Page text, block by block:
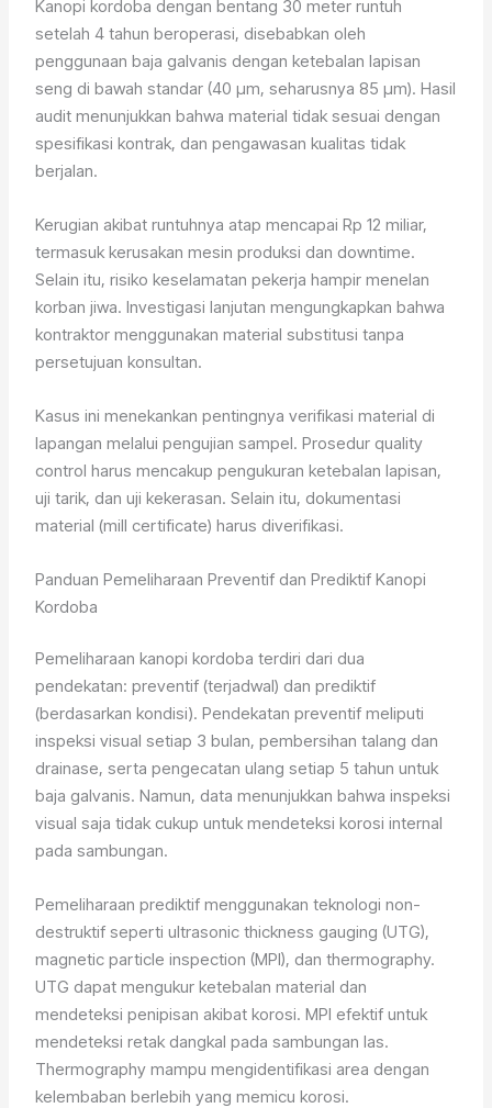
Kanopi kordoba dengan bentang 30 meter runtuh
setelah 4 tahun beroperasi, disebabkan oleh
penggunaan baja galvanis dengan ketebalan lapisan
seng di bawah standar (40 µm, seharusnya 85 µm). Hasil
audit menunjukkan bahwa material tidak sesuai dengan
spesifikasi kontrak, dan pengawasan kualitas tidak
berjalan.
Kerugian akibat runtuhnya atap mencapai Rp 12 miliar,
termasuk kerusakan mesin produksi dan downtime.
Selain itu, risiko keselamatan pekerja hampir menelan
korban jiwa. Investigasi lanjutan mengungkapkan bahwa
kontraktor menggunakan material substitusi tanpa
persetujuan konsultan.
Kasus ini menekankan pentingnya verifikasi material di
lapangan melalui pengujian sampel. Prosedur quality
control harus mencakup pengukuran ketebalan lapisan,
uji tarik, dan uji kekerasan. Selain itu, dokumentasi
material (mill certificate) harus diverifikasi.
Panduan Pemeliharaan Preventif dan Prediktif Kanopi
Kordoba
Pemeliharaan kanopi kordoba terdiri dari dua
pendekatan: preventif (terjadwal) dan prediktif
(berdasarkan kondisi). Pendekatan preventif meliputi
inspeksi visual setiap 3 bulan, pembersihan talang dan
drainase, serta pengecatan ulang setiap 5 tahun untuk
baja galvanis. Namun, data menunjukkan bahwa inspeksi
visual saja tidak cukup untuk mendeteksi korosi internal
pada sambungan.
Pemeliharaan prediktif menggunakan teknologi non-
destruktif seperti ultrasonic thickness gauging (UTG),
magnetic particle inspection (MPI), dan thermography.
UTG dapat mengukur ketebalan material dan
mendeteksi penipisan akibat korosi. MPI efektif untuk
mendeteksi retak dangkal pada sambungan las.
Thermography mampu mengidentifikasi area dengan
kelembaban berlebih yang memicu korosi.